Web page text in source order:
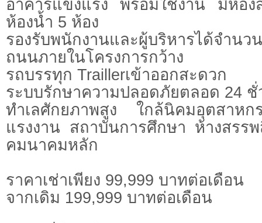
อาคารแข็งแรง พร้อมใช้งาน มีห้อ
ห้องน้ำ 5 ห้อง
รองรับพนักงานและผู้บริหารได้จำนว
ถนนภายในโครงการกว้าง
รถบรรทุก Traillerเข้าออกสะดวก
ระบบรักษาความปลอดภัยตลอด 24 ชั่
ทำเลศักยภาพสูง ใกล้นิคมอุตสาห
แรงงาน สถาบันการศึกษา ห้างสรร
คมนาคมหลัก
ราคาเช่าเพียง 99,999 บาทต่อเดือน
จากเดิม 199,999 บาทต่อเดือน